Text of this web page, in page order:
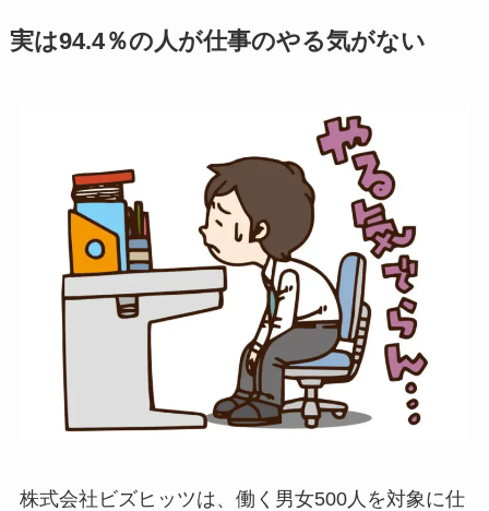
実は94.4％の人が仕事のやる気がない
株式会社ビズヒッツは、働く男女500人を対象に仕